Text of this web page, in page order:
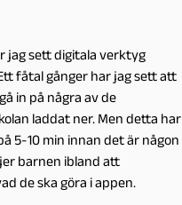
jag sett digitala verktyg
fåtal gånger har jag sett att
in på några av de
laddat ner. Men detta har
5-10 min innan det är någon
barnen ibland att
de ska göra i appen.